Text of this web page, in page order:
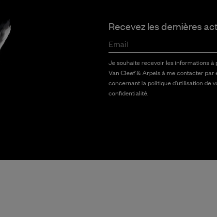
Recevez les dernières
Email
Je souhaite recevoir les informations à
Van Cleef & Arpels à me contacter
concernant la politique d'utilisation de
confidentialité.